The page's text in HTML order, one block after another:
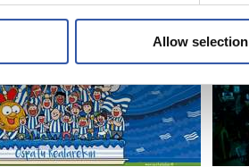
Allow selection